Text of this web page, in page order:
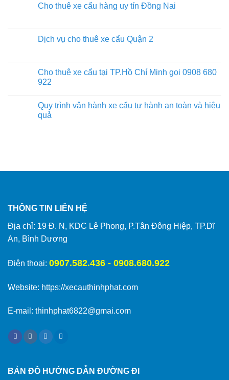
Cho thuê xe cẩu hàng uy tín Đồng Nai
Dịch vụ cho thuê xe cẩu Quận 2
Cho thuê xe cẩu tại TP.Hồ Chí Minh gọi 0908 680
922
Quy trình vận hành xe cẩu tự hành an toàn và hiệu
quả
THÔNG TIN LIÊN HỆ
Địa chỉ: 19 Đ. N, KDC Lê Phong, P.Tân Đông Hiệp, TP.Dĩ
An, Bình Dương
Điện thoại: 0907.582.436 - 0908.680.922
Website: https://xecauthinhphat.com
E-mail: thinhphat6822@gmai.com
BẢN ĐỒ HƯỚNG DẪN ĐƯỜNG ĐI